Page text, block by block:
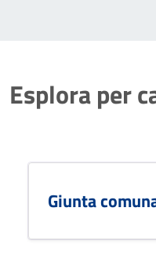
Esplora per
Giunta